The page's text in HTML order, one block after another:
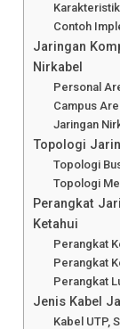
Contoh
Jaringan
Nirkabel
Personal
Campus
Jaringan
Topologi
Topologi
Topologi
Perangkat
Ketahui
Perangkat
Perangkat
Perangkat
Jenis Kabel
Kabel UTP,